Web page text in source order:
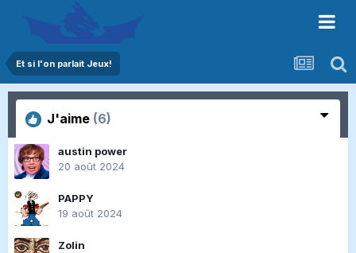
Et si l'on parlait Jeux!
J'aime (6)
austin power
20 août 2024
PAPPY
19 août 2024
Zolin